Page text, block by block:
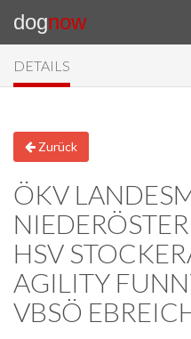
dognow
DETAILS
Zurück
ÖKV
HSV
AGILITY
VBSÖ